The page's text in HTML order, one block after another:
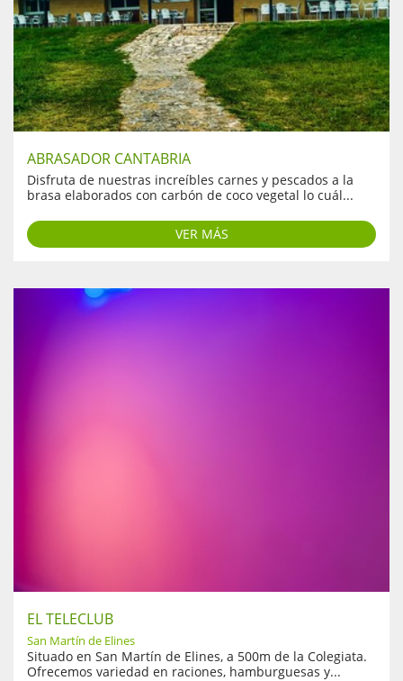
ABRASADOR CANTABRIA
Disfruta de nuestras increíbles carnes y pescados a la
brasa elaborados con carbón de coco vegetal lo cuál...
VER MÁS
EL TELECLUB
San Martín de Elines
Situado en San Martín de Elines, a 500m de la Colegiata.
Ofrecemos variedad en raciones, hamburguesas y...